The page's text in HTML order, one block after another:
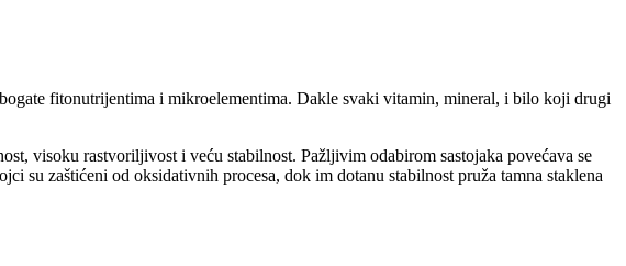
fitonutrijentima i mikroelementima. Dakle svaki vitamin, mineral, i bilo koji drugi
visoku rastvoriljivost i veću stabilnost. Pažljivim odabirom sastojaka povećava se
su zaštićeni od oksidativnih procesa, dok im dotanu stabilnost pruža tamna staklena